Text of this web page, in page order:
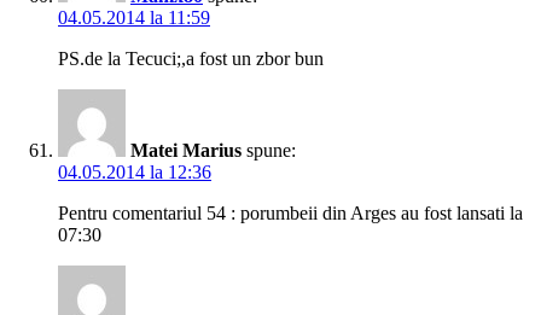
04.05.2014 la 11:59
PS.de la Tecuci;,a fost un zbor bun
Matei Marius spune:
04.05.2014 la 12:36
Pentru comentariul 54 : porumbeii din Arges au fost lansati la
07:30